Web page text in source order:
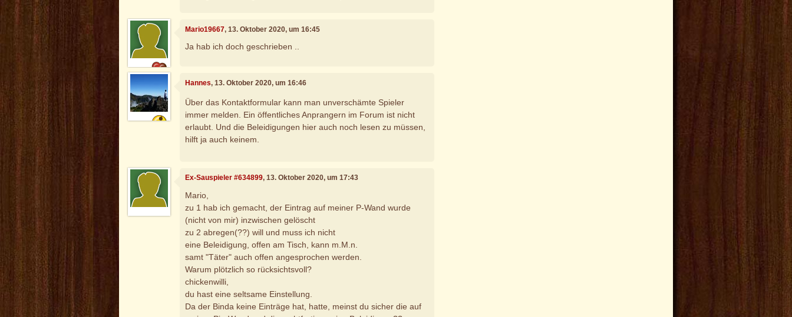
Mario19667, 13. Oktober 2020, um 16:45
Ja hab ich doch geschrieben ..
Hannes, 13. Oktober 2020, um 16:46
Über das Kontaktformular kann man unverschämte Spieler
immer melden. Ein öffentliches Anprangern im Forum ist nicht
erlaubt. Und die Beleidigungen hier auch noch lesen zu müssen,
hilft ja auch keinem.
Ex-Sauspieler #634899, 13. Oktober 2020, um 17:43
Mario,
zu 1 hab ich gemacht, der Eintrag auf meiner P-Wand wurde
(nicht von mir) inzwischen gelöscht
zu 2 abregen(??) will und muss ich nicht
eine Beleidigung, offen am Tisch, kann m.M.n.
samt "Täter" auch offen angesprochen werden.
Warum plötzlich so rücksichtsvoll?
chickenwilli,
du hast eine seltsame Einstellung.
Da der Binda keine Einträge hat, hatte, meinst du sicher die auf